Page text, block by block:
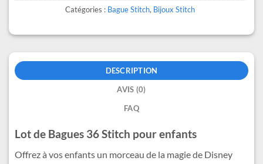
Catégories : Bague Stitch, Bijoux Stitch
DESCRIPTION
AVIS (0)
FAQ
Lot de Bagues 36 Stitch pour enfants
Offrez à vos enfants un morceau de la magie de Disney